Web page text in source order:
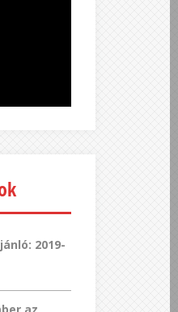
2019-